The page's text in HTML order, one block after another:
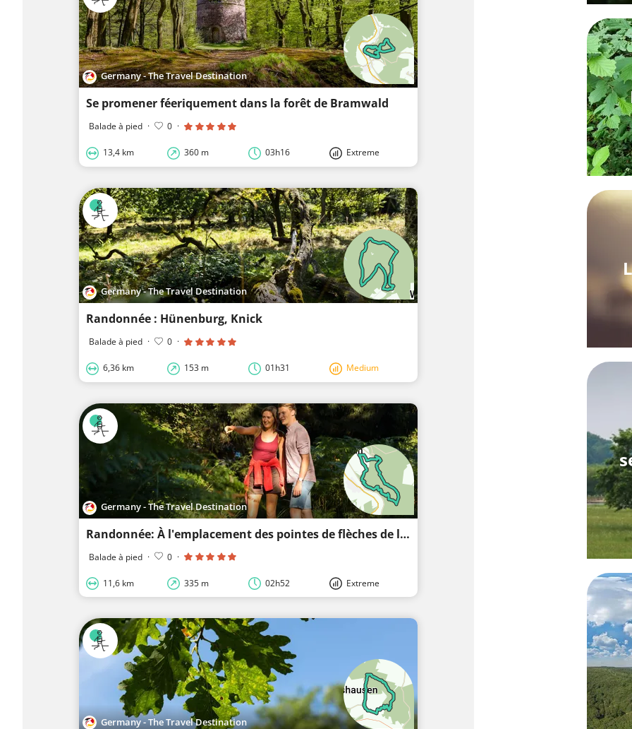
Germany - The Travel Destination
Se promener féeriquement dans la forêt de Bramwald
Balade à pied · 0 ·
13,4 km 360 m 03h16 Extreme
Germany - The Travel Destination
Randonnée : Hünenburg, Knick
Balade à pied · 0 ·
6,36 km 153 m 01h31 Medium
Germany - The Travel Destination
Randonnée: À l'emplacement des pointes de flèches de l'âge de pierre
Balade à pied · 0 ·
11,6 km 335 m 02h52 Extreme
Germany - The Travel Destination